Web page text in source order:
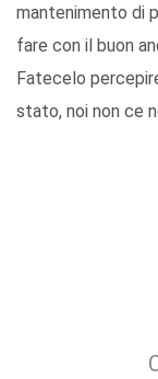
mantenimento di
fare con il buon
Fatecelo
stato, noi non ce